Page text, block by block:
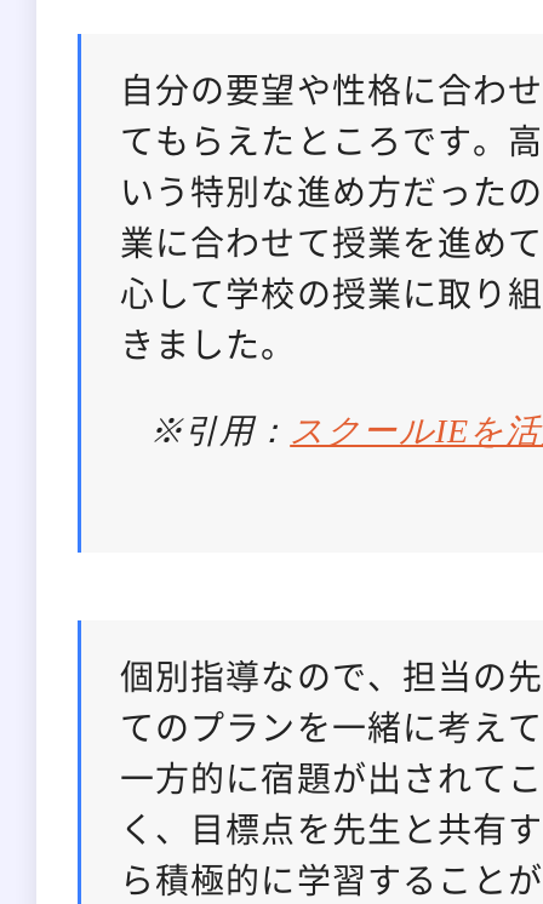
自分の要望や性格に合わ
てもらえたところです。
いう特別な進め方だった
業に合わせて授業を進め
心して学校の授業に取り
きました。
※引用： スクールIEを
個別指導なので、担当の
てのプランを一緒に考え
一方的に宿題が出されて
く、目標点を先生と共有
ら積極的に学習すること